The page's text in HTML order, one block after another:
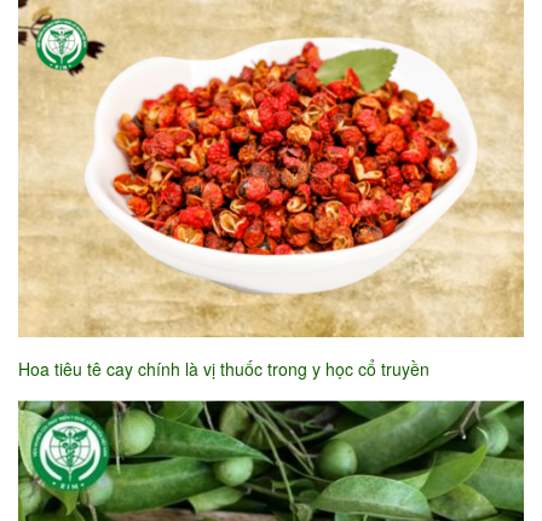
Hoa tiêu tê cay chính là vị thuốc trong y học cổ truyền